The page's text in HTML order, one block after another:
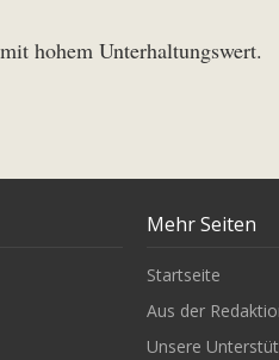
hohem Unterhaltungswert.
Mehr Seiten
Startseite
Aus der
Unsere